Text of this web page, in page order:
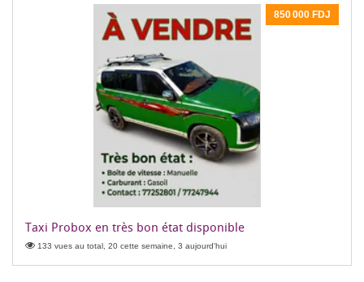
850 000 FDJ
Taxi Probox en très bon état disponible
133 vues au total, 20 cette semaine, 3 aujourd'hui